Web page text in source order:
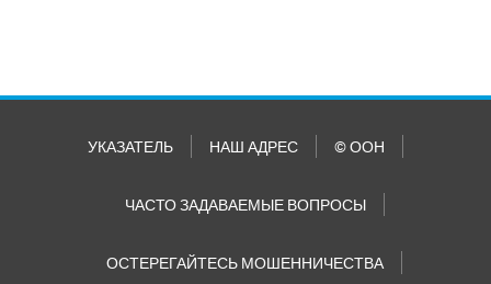
УКАЗАТЕЛЬ НАШ АДРЕС © ООН
ЧАСТО ЗАДАВАЕМЫЕ ВОПРОСЫ
ОСТЕРЕГАЙТЕСЬ МОШЕННИЧЕСТВА